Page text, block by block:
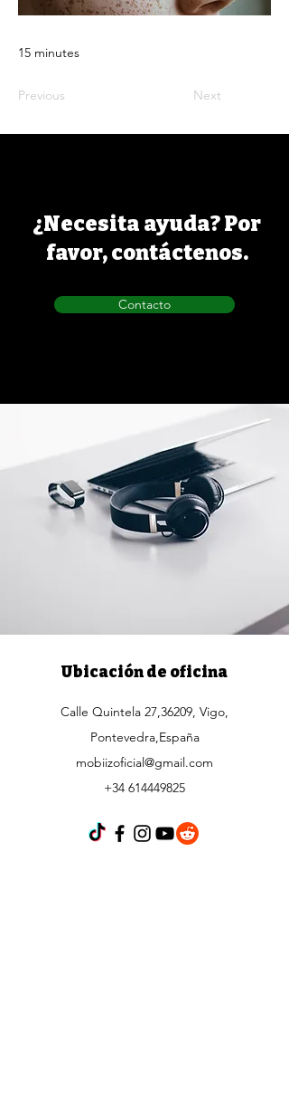
15 minutes
Previous Next
¿Necesita ayuda? Por
favor, contáctenos.
Contacto
Ubicación de oficina
Calle Quintela 27,36209, Vigo,
Pontevedra,España
mobiizoficial@gmail.com
+34 614449825